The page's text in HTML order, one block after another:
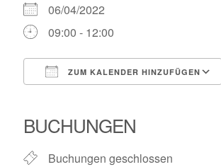
06/04/2022
09:00 - 12:00
ZUM KALENDER HINZUFÜGEN
BUCHUNGEN
Buchungen geschlossen